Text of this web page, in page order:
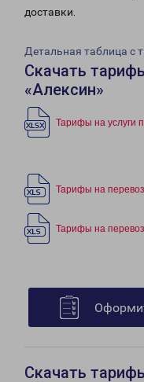
доставки.
Детальная таблица с
Скачать
«Алексин»
Тарифы на услуги
Тарифы на
Тарифы на
Скачать